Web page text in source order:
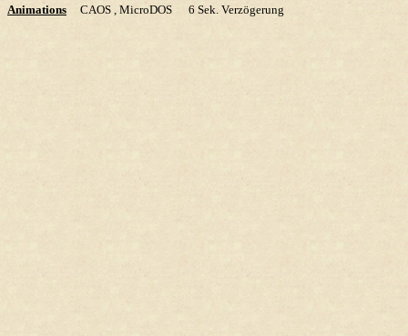
Animations CAOS , MicroDOS 6 Sek. Verzögerung